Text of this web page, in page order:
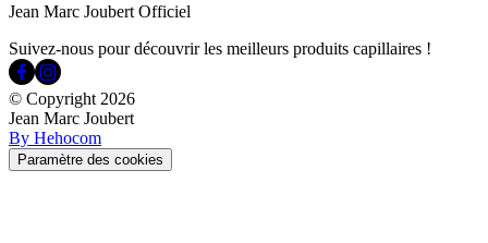
Jean Marc Joubert Officiel
Suivez-nous pour découvrir les meilleurs produits capillaires !
© Copyright 2026
Jean Marc Joubert
By Hehocom
Paramètre des cookies